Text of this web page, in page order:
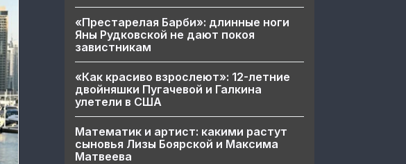
«Престарелая Барби»: длинные ноги
Яны Рудковской не дают покоя
завистникам
«Как красиво взрослеют»: 12-летние
двойняшки Пугачевой и Галкина
улетели в США
Математик и артист: какими растут
сыновья Лизы Боярской и Максима
Матвеева